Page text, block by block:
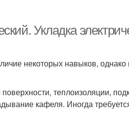
Укладка
некоторых навыков,
теплоизоляции,
кафеля. Иногда